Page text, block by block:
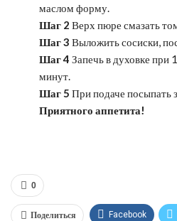
маслом форму.
Шаг 2 Верх пюре смазать
Шаг 3 Выложить сосиски,
Шаг 4 Запечь в духовке при
минут.
Шаг 5 При подаче посыпать
Приятного аппетита!
0
Поделиться Facebook